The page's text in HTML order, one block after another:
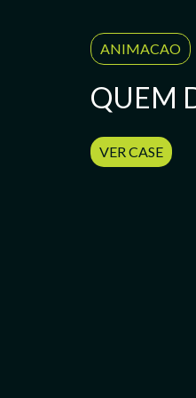
ANIMACAO
QUEM
VER CASE